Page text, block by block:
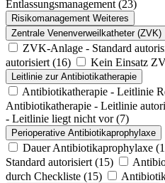
Entlassungsmanagement (23)
Risikomanagement Weiteres
Zentrale Venenverweilkatheter (ZVK)
ZVK-Anlage - Standard
autorisiert (16) Kein Einsatz
Leitlinie zur Antibiotikatherapie
Antibiotikatherapie - Leitlinie
Antibiotikatherapie - Leitlinie
- Leitlinie liegt nicht vor(7)
Perioperative Antibiotikaprophylaxe
Dauer Antibiotikaprophylaxe
Standard autorisiert (15)
durch Checkliste (15)